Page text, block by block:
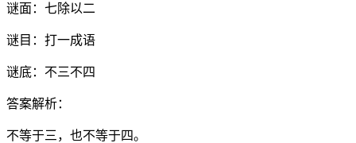
谜面： 七除以二
谜目： 打一成语
谜底： 不三不四
答案解析：
不等于三，也不等于四。